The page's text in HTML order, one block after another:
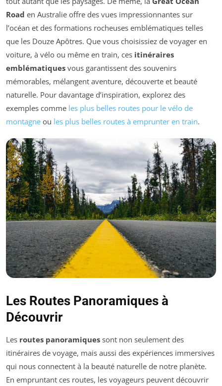
Road en Australie offre des vues impressionnantes sur
l’océan et des formations rocheuses emblématiques telles
que les Douze Apôtres. Que vous choisissiez de voyager en
voiture, à vélo ou même en train, ces itinéraires
emblématiques vous garantissent des souvenirs
mémorables, mélangent aventure, découverte et beauté
naturelle. Pour davantage d’inspiration, explorez des
exemples comme les plus belles routes pour le vélo de
montagne ou les plus belles routes à emprunter en train.
Les Routes Panoramiques à
Découvrir
Les routes panoramiques sont non seulement des
itinéraires de voyage, mais aussi des expériences immersives
qui nous connectent à la beauté naturelle de notre planète.
En empruntant ces routes, les voyageurs peuvent découvrir